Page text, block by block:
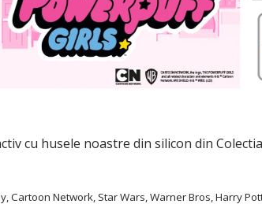
cu husele noastre din silicon din
Network, Star Wars, Warner Bros, Harry